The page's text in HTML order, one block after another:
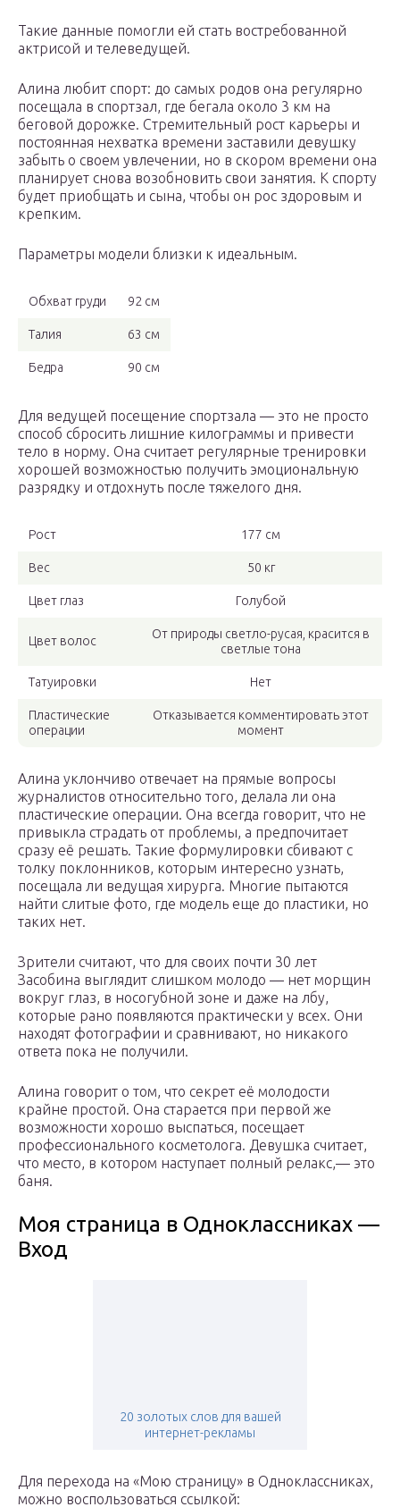
Такие данные помогли ей стать востребованной
актрисой и телеведущей.
Алина любит спорт: до самых родов она регулярно
посещала в спортзал, где бегала около 3 км на
беговой дорожке. Стремительный рост карьеры и
постоянная нехватка времени заставили девушку
забыть о своем увлечении, но в скором времени она
планирует снова возобновить свои занятия. К спорту
будет приобщать и сына, чтобы он рос здоровым и
крепким.
Параметры модели близки к идеальным.
Обхват груди 92 см
Талия 63 см
Бедра 90 см
Для ведущей посещение спортзала — это не просто
способ сбросить лишние килограммы и привести
тело в норму. Она считает регулярные тренировки
хорошей возможностью получить эмоциональную
разрядку и отдохнуть после тяжелого дня.
Рост 177 см
Вес 50 кг
Цвет глаз Голубой
Цвет волос
От природы светло-русая, красится в
светлые тона
Татуировки Нет
Пластические
операции
Отказывается комментировать этот
момент
Алина уклончиво отвечает на прямые вопросы
журналистов относительно того, делала ли она
пластические операции. Она всегда говорит, что не
привыкла страдать от проблемы, а предпочитает
сразу её решать. Такие формулировки сбивают с
толку поклонников, которым интересно узнать,
посещала ли ведущая хирурга. Многие пытаются
найти слитые фото, где модель еще до пластики, но
таких нет.
Зрители считают, что для своих почти 30 лет
Засобина выглядит слишком молодо — нет морщин
вокруг глаз, в носогубной зоне и даже на лбу,
которые рано появляются практически у всех. Они
находят фотографии и сравнивают, но никакого
ответа пока не получили.
Алина говорит о том, что секрет её молодости
крайне простой. Она старается при первой же
возможности хорошо выспаться, посещает
профессионального косметолога. Девушка считает,
что место, в котором наступает полный релакс,— это
баня.
Моя страница в Одноклассниках —
Вход
20 золотых слов для вашей
интернет-рекламы
Для перехода на «Мою страницу» в Одноклассниках,
можно воспользоваться ссылкой: